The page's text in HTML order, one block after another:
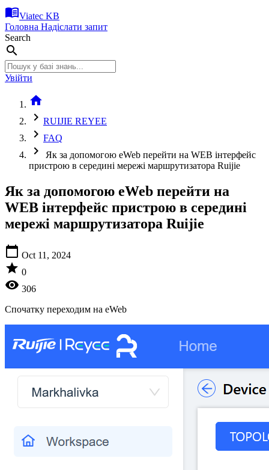
menu_bookViatec KB
Головна Надіслати запит
Search
search
Увійти
home
chevron_right RUIJIE REYEE
chevron_right FAQ
chevron_right
Як за допомогою eWeb перейти на WEB інтерфейс
пристрою в середині мережі маршрутизатора Ruijie
Як за допомогою eWeb перейти на
WEB інтерфейс пристрою в середині
мережі маршрутизатора Ruijie
calendar_today Oct 11, 2024
star 0
visibility 306
Спочатку переходим на eWeb